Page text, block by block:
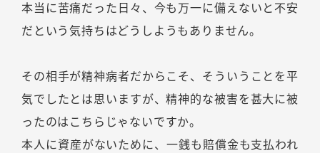
本当に苦痛だった日々、今も万一に備えないと不安
だという気持ちはどうしようもありません。
その相手が精神病者だからこそ、そういうことを平
気でしたとは思いますが、精神的な被害を甚大に被
ったのはこちらじゃないですか。
本人に資産がないために、一銭も賠償金も支払われ